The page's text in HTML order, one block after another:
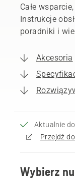
Całe
Instrukcje
poradniki i
Akcesoria
Aktualnie
Przejdź
Wybierz